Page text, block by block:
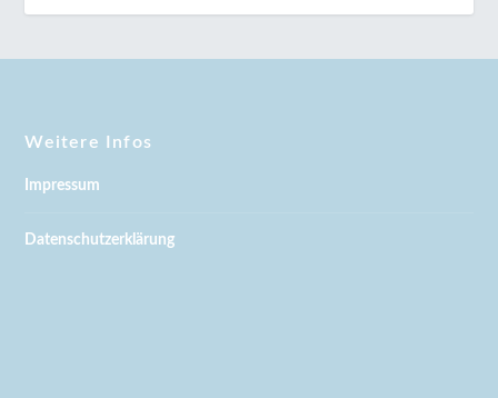
Weitere Infos
Impressum
Datenschutzerklärung